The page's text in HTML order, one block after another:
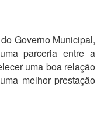
Governo Municipal,
parceria entre a
uma boa relação
melhor prestação